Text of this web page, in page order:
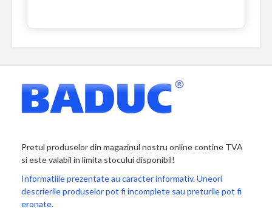
Pretul produselor din magazinul nostru online contine TVA
si este valabil in limita stocului disponibil!
Informatiile prezentate au caracter informativ. Uneori
descrierile produselor pot fi incomplete sau preturile pot fi
eronate.